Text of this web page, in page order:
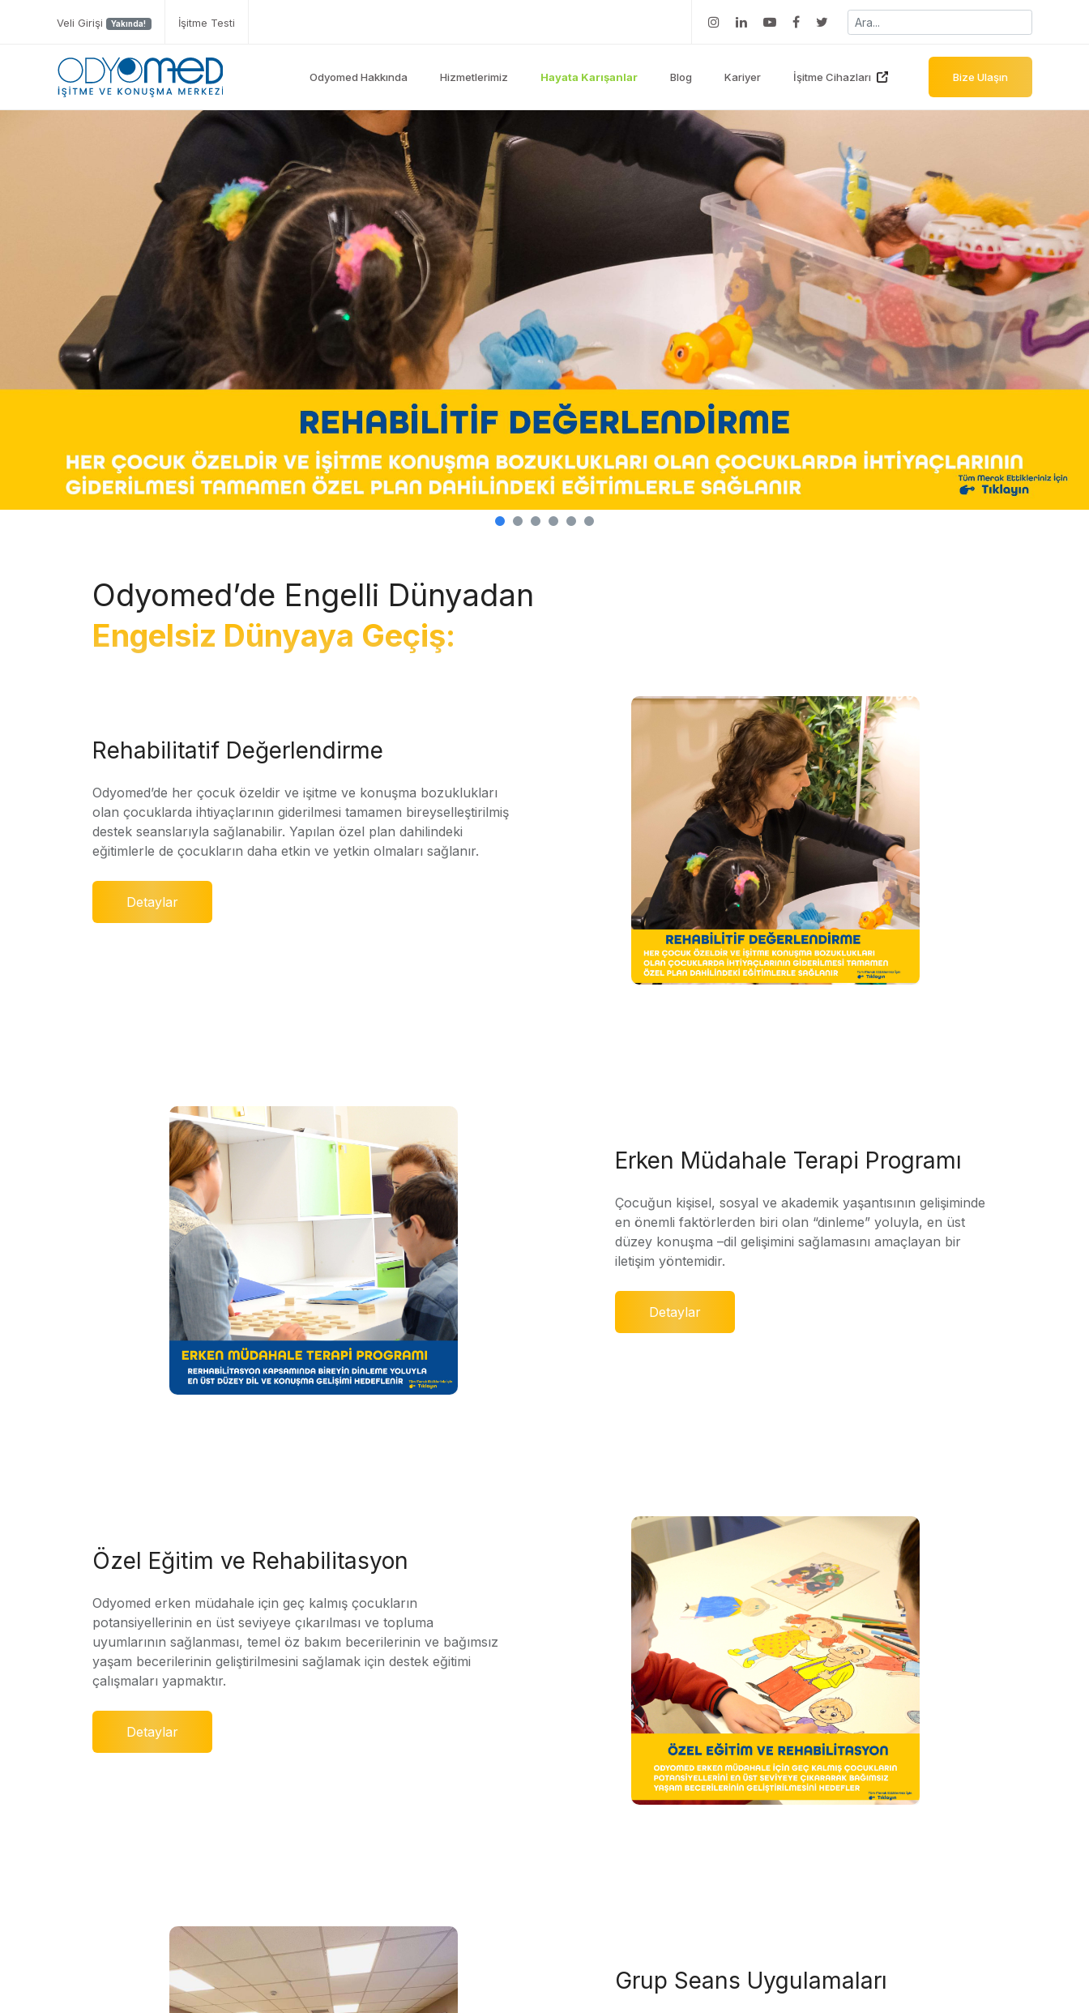
Veli Girişi Yakında! İşitme Testi
Odyomed Hakkında Hizmetlerimiz Hayata Karışanlar Blog Kariyer İşitme Cihazları Bize Ulaşın
Odyomed’de Engelli Dünyadan
Engelsiz Dünyaya Geçiş:
Rehabilitatif Değerlendirme
Odyomed’de her çocuk özeldir ve işitme ve konuşma bozuklukları
olan çocuklarda ihtiyaçlarının giderilmesi tamamen bireyselleştirilmiş
destek seanslarıyla sağlanabilir. Yapılan özel plan dahilindeki
eğitimlerle de çocukların daha etkin ve yetkin olmaları sağlanır.
Detaylar
Erken Müdahale Terapi Programı
Çocuğun kişisel, sosyal ve akademik yaşantısının gelişiminde
en önemli faktörlerden biri olan “dinleme” yoluyla, en üst
düzey konuşma –dil gelişimini sağlamasını amaçlayan bir
iletişim yöntemidir.
Detaylar
Özel Eğitim ve Rehabilitasyon
Odyomed erken müdahale için geç kalmış çocukların
potansiyellerinin en üst seviyeye çıkarılması ve topluma
uyumlarının sağlanması, temel öz bakım becerilerinin ve bağımsız
yaşam becerilerinin geliştirilmesini sağlamak için destek eğitimi
çalışmaları yapmaktır.
Detaylar
Grup Seans Uygulamaları